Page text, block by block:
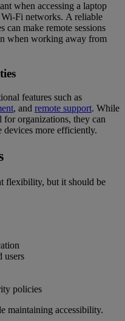
when accessing a laptop
Fi networks. A reliable
can make remote sessions
when working away from
features such as
, and remote support. While
for organizations, they can
devices more efficiently.
flexibility, but it should be
users
policies
maintaining accessibility.